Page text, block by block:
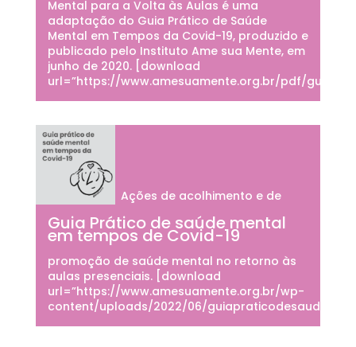
Mental para a Volta às Aulas é uma
adaptação do Guia Prático de Saúde
Mental em Tempos da Covid-19, produzido e
publicado pelo Instituto Ame sua Mente, em
junho de 2020. [download
url=”https://www.amesuamente.org.br/pdf/
Guia Prático de saúde mental
em tempos de Covid-19
Ações de acolhimento e de
promoção de saúde mental no retorno às
aulas presenciais. [download
url=”https://www.amesuamente.org.br/wp-
content/uploads/2022/06/